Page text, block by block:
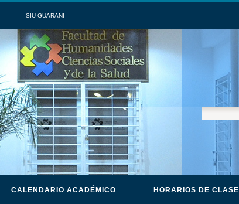
SIU GUARANI
CALENDARIO ACADÉMICO HORARIOS DE CLASE